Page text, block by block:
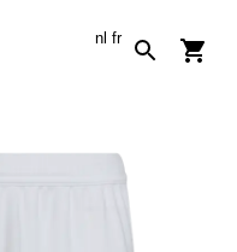
nl fr